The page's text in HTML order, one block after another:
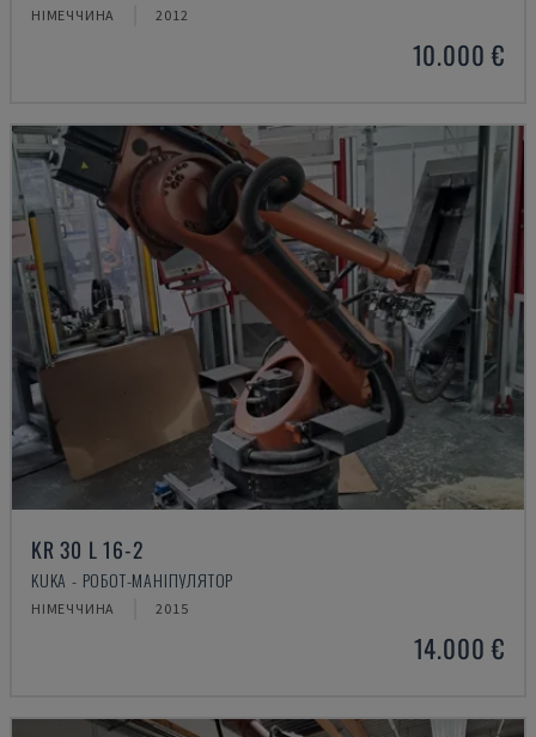
НІМЕЧЧИНА 2012
10.000 €
KR 30 L 16-2
KUKA - РОБОТ-МАНІПУЛЯТОР
НІМЕЧЧИНА 2015
14.000 €